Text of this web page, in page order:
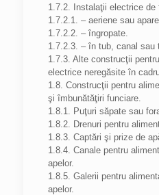
1.7.2. Instalaţii electrice de
1.7.2.1. – aeriene sau
1.7.2.2. – îngropate.
1.7.2.3. – în tub, canal sau
1.7.3. Alte construcţii
electrice neregăsite în
1.8. Construcţii pentru
şi îmbunătăţiri funciare.
1.8.1. Puţuri săpate sau
1.8.2. Drenuri pentru
1.8.3. Captări şi prize de
1.8.4. Canale pentru
apelor.
1.8.5. Galerii pentru
apelor.